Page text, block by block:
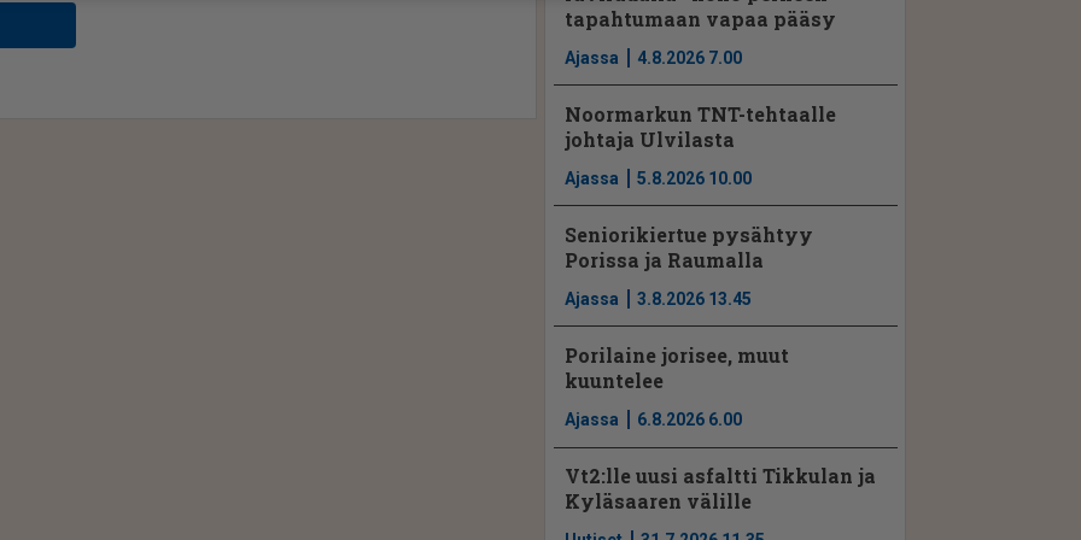
tapahtumaan vapaa pääsy
Ajassa 4.8.2026 7.00
Noormarkun TNT-tehtaalle
johtaja Ulvilasta
Ajassa 5.8.2026 10.00
Seniorikiertue pysähtyy
Porissa ja Raumalla
Ajassa 3.8.2026 13.45
Porilaine jorisee, muut
kuuntelee
Ajassa 6.8.2026 6.00
Vt2:lle uusi asfaltti Tikkulan ja
Kyläsaaren välille